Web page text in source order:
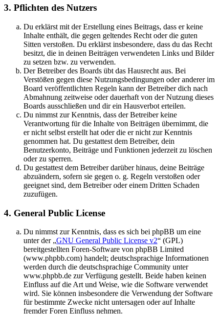
3. Pflichten des Nutzers
Du erklärst mit der Erstellung eines Beitrags, dass er keine
Inhalte enthält, die gegen geltendes Recht oder die guten
Sitten verstoßen. Du erklärst insbesondere, dass du das Recht
besitzt, die in deinen Beiträgen verwendeten Links und Bilder
zu setzen bzw. zu verwenden.
Der Betreiber des Boards übt das Hausrecht aus. Bei
Verstößen gegen diese Nutzungsbedingungen oder anderer im
Board veröffentlichten Regeln kann der Betreiber dich nach
Abmahnung zeitweise oder dauerhaft von der Nutzung dieses
Boards ausschließen und dir ein Hausverbot erteilen.
Du nimmst zur Kenntnis, dass der Betreiber keine
Verantwortung für die Inhalte von Beiträgen übernimmt, die
er nicht selbst erstellt hat oder die er nicht zur Kenntnis
genommen hat. Du gestattest dem Betreiber, dein
Benutzerkonto, Beiträge und Funktionen jederzeit zu löschen
oder zu sperren.
Du gestattest dem Betreiber darüber hinaus, deine Beiträge
abzuändern, sofern sie gegen o. g. Regeln verstoßen oder
geeignet sind, dem Betreiber oder einem Dritten Schaden
zuzufügen.
4. General Public License
Du nimmst zur Kenntnis, dass es sich bei phpBB um eine
unter der „GNU General Public License v2“ (GPL)
bereitgestellten Foren-Software von phpBB Limited
(www.phpbb.com) handelt; deutschsprachige Informationen
werden durch die deutschsprachige Community unter
www.phpbb.de zur Verfügung gestellt. Beide haben keinen
Einfluss auf die Art und Weise, wie die Software verwendet
wird. Sie können insbesondere die Verwendung der Software
für bestimmte Zwecke nicht untersagen oder auf Inhalte
fremder Foren Einfluss nehmen.